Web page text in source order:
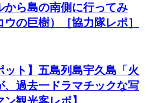
から島の南側に行ってみ
の巨樹）［協力隊レポ］
ット】五島列島宇久島「火
、過去一ドラマチックな写